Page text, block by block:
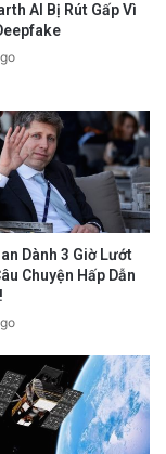
AI Bị Rút Gấp Vì
Dành 3 Giờ Lướt
Chuyện Hấp Dẫn